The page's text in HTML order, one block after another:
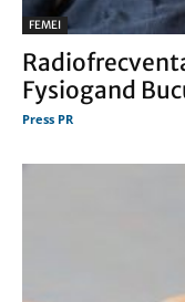
FEMEI
Fysiogand
Press PR